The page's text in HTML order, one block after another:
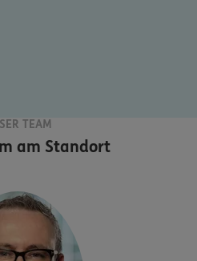
TEAM
am Standort